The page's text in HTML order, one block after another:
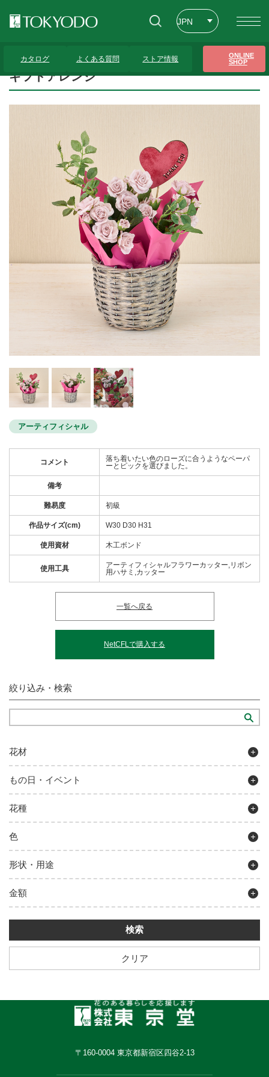
JPN
カタログ よくある質問 ストア情報
ONLINE
SHOP
ギフトアレンジ
ギフトアレンジ
アーティフィシャル
コメント
落ち着いたい色のローズに合うようなペーパ
ーとピックを選びました。
備考
難易度 初級
作品サイズ(cm) W30 D30 H31
使用資材 木工ボンド
使用工具
アーティフィシャルフラワーカッター,リボン
用ハサミ,カッター
一覧へ戻る
NetCFLで購入する
絞り込み・検索
花材
もの日・イベント
花種
色
形状・用途
金額
クリア
〒160-0004 東京都新宿区四谷2-13